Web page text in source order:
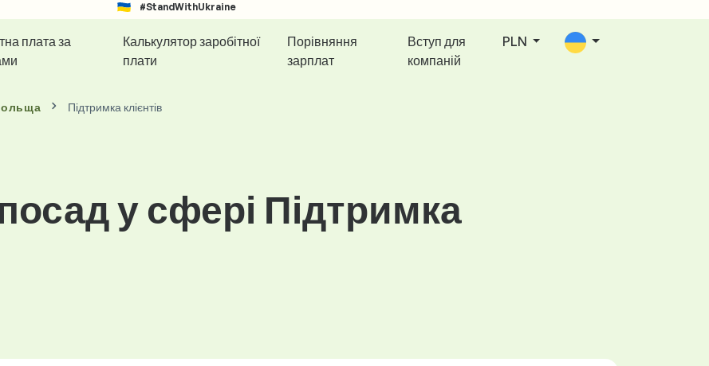
#StandWithUkraine
плата за
Калькулятор заробітної
плати
Порівняння
зарплат
Вступ для
компаній
PLN
Підтримка клієнтів
у сфері Підтримка